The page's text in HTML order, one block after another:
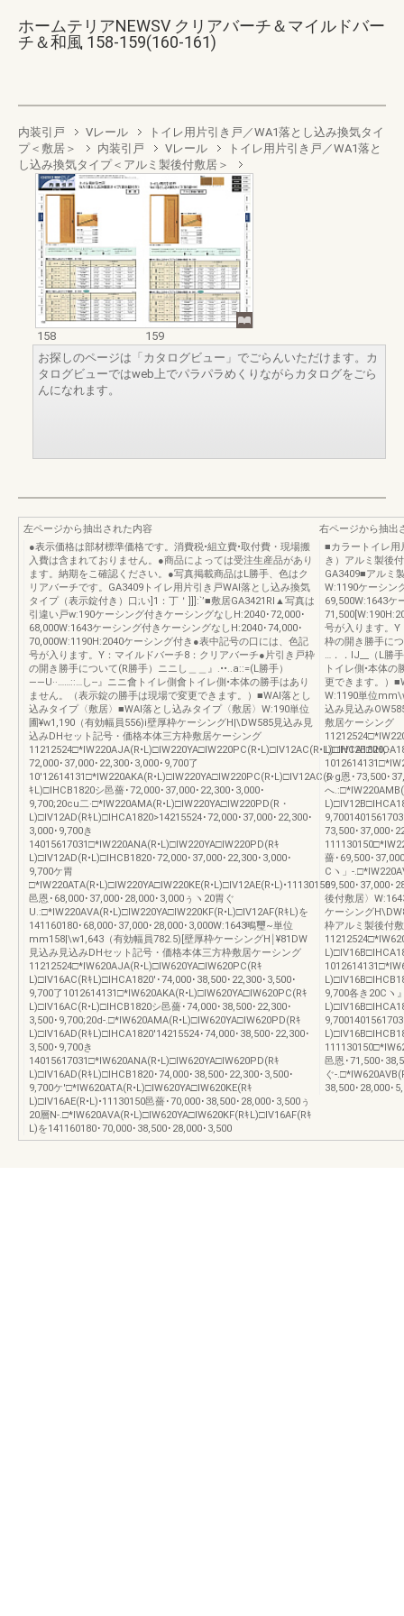
ホームテリアNEWSV クリアバーチ＆マイルドバー
チ＆和風 158-159(160-161)
内装引戸 Vレール
トイレ用片引き戸／WA1落とし込み換気タイ
プ＜敷居＞
内装引戸 Vレール
トイレ用片引き戸／WA1落と
し込み換気タイプ＜アルミ製後付敷居＞
158
159
お探しのページは「カタログビュー」でごらんいただけます。カ
タログビューではweb上でパラパラめくりながらカタログをごら
んになれます。
左ページから抽出された内容
●表示価格は部材標準価格です。消費税•組立費•取付費・現場搬
入費は含まれておりません。●商品によっては受注生産品があり
ます。納期をこ確認ください。●写真掲載商品はL勝手、色はク
リアバーチです。GA3409トイレ用片引き戸WAl落とし込み換気
タイプ（表示錠付き）口;い]1：丁＇]]]:`’■敷居GA3421Rl▲写真は
引違い戸w:190ケーシング付きケーシングなしH:2040･72,000･
68,000W:1643ケーシング付きケーシングなしH:2040･74,000･
70,000W:1190H:2040ケーシング付き●表中記号の口には、色記
号が入ります。Y：マイルドバーチ8：クリアバーチ●片引き戸枠
の開き勝手について(R勝手）ニニし＿＿』.••..a::=(L勝手）
――U··……::…し--』ニニ會トイレ側會トイレ側•本体の勝手はあり
ません。（表示錠の勝手は現場で変更できます。）■WAl落とし
込みタイプ〈敷居〉■WAl落とし込みタイプ〈敷居〉W:190単位
圃¥w1,190（有効幅員556)i壁厚枠ケーシングH|\DW585見込み見
込みDHセット記号・価格本体三方枠敷居ケーシング
11212524□*IW220AJA(R•L)□IW220YA□IW220PC(R•L)□IV12AC(R•L)□IHCA1820,･
72,000･37,000･22,300･3,000･9,700了
10'12614131□*IW220AKA(R•L)□IW220YA□IW220PC(R•L)□IV12AC(R
ｷL)□IHCB1820シ邑薔･72,000･37,000･22,300･3,000･
9,700;20cu二·□*IW220AMA(R•L)□IW220YA□IW220PD(R・
L)□IV12AD(RｷL)□IHCA1820>14215524･72,000･37,000･22,300･
3,000･9,700き
14015617031□*IW220ANA(R•L)□IW220YA□IW220PD(Rｷ
L)□IV12AD(R•L)□IHCB1820･72,000･37,000･22,300･3,000･
9,700ケ胃
□*IW220ATA(R•L)□IW220YA□IW220KE(R•L)□IV12AE(R•L)•11130150
邑恩･68,000･37,000･28,000･3,000ぅヽ20胃ぐ
U.:□*IW220AVA(R•L)□IW220YA□IW220KF(R•L)□IV12AF(RｷL)を
141160180･68,000･37,000･28,000･3,000W:1643鴫璽~単位
mm158|\w1,643（有効幅員782.5)[壁厚枠ケーシングH￨¥81DW
見込み見込みDHセット記号・価格本体三方枠敷居ケーシング
11212524□*IW620AJA(R•L)□IW620YA□IW620PC(Rｷ
L)□IV16AC(RｷL)□IHCA1820'･74,000･38,500･22,300･3,500･
9,700了1012614131□*IW620AKA(R•L)□IW620YA□IW620PC(Rｷ
L)□IV16AC(R•L)□IHCB1820シ邑薔･74,000･38,500･22,300･
3,500･9,700;20d-.□*IW620AMA(R•L)□IW620YA□IW620PD(Rｷ
L)□IV16AD(RｷL)□IHCA1820'14215524･74,000･38,500･22,300･
3,500･9,700き
14015617031□*IW620ANA(R•L)□IW620YA□IW620PD(Rｷ
L)□IV16AD(RｷL)□IHCB1820･74,000･38,500･22,300･3,500･
9,700ケ'□*IW620ATA(R•L)□IW620YA□IW620KE(Rｷ
L)□IV16AE(R•L)•11130150邑薔･70,000･38,500･28,000･3,500ぅ
20層N-.□*IW620AVA(R•L)□IW620YA□IW620KF(RｷL)□IV16AF(Rｷ
L)を141160180･70,000･38,500･28,000･3,500
右ページから抽出
■カラートイレ用
き）アルミ製後
GA3409■アルミ
W:1190ケーシン
69,500W:1643ケ
号が入ります。
枠の開き勝手に
…．．lJ__（L勝
トイレ側•本体
更できます。）
W:1190単位
込み見込み
敷居ケーシング
シg恩･73,500･
へ
73,500･37,000･
薔･69,500･
Cヽ」-
69,500･37,000･
後付敷居〉
ケーシング
枠アルミ製後付
9,700各き20Cヽ
邑恩･71,500･
ぐ-
38,500･28,000･